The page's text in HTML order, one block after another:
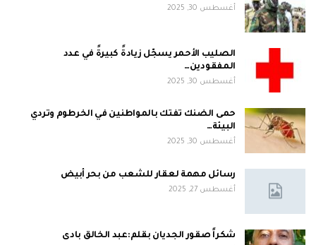
أغسطس 30, 2025
الصليب الأحمر يسجّل زيادةً كبيرةً في عدد
المفقودين…
أغسطس 30, 2025
حمى الضنك تفتك بالمواطنين في الخرطوم وتردي
البيئة…
أغسطس 30, 2025
رسائل مهمة لعقار للشعب من بحر أبيض
أغسطس 27, 2025
شكراً صقور الجديان بقلم:عبد الخالق بادى